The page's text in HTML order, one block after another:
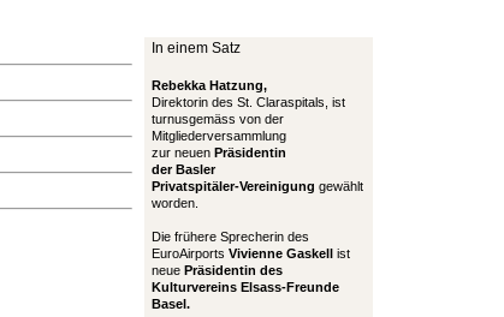
In einem Satz
Rebekka Hatzung,
Direktorin des St. Claraspitals, ist
turnusgemäss von der
Mitgliederversammlung
zur neuen Präsidentin
der Basler
Privatspitäler-Vereinigung gewählt
worden.
Die frühere Sprecherin des
EuroAirports Vivienne Gaskell ist
neue Präsidentin des
Kulturvereins Elsass-Freunde
Basel.